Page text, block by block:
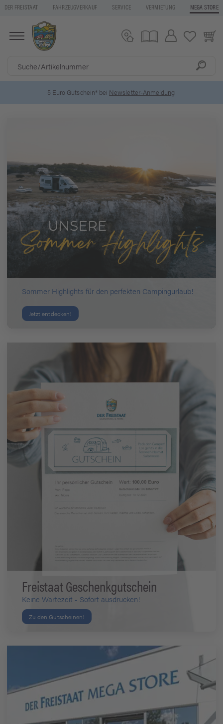
DER FREISTAAT FAHRZEUGVERKAUF SERVICE VERMIETUNG MEGA STORE
5 Euro Gutschein* bei Newsletter-Anmeldung
Freistaat Geschenkgutschein
Keine Wartezeit - Sofort ausdrucken!
Zu den Gutscheinen!
Sommer Highlights für den perfekten Campingurlaub!
Jetzt entdecken!